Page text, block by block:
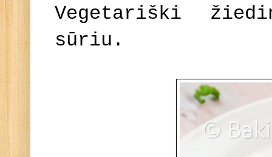
Vegetariški
sūriu.